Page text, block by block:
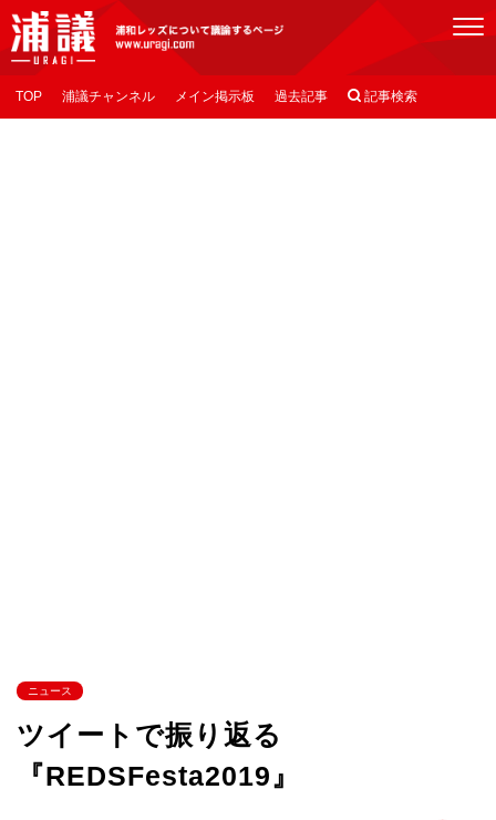
[浦議]浦和レッズについて議論するページ
TOP 浦議チャンネル メイン掲示板 過去記事  記事検索
ニュース
ツイートで振り返る
『REDSFesta2019』